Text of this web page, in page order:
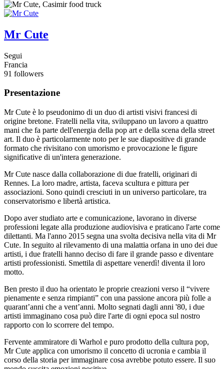
Mr Cute
Segui
Francia
91 followers
Presentazione
Mr Cute è lo pseudonimo di un duo di artisti visivi francesi di
origine bretone. Fratelli nella vita, sviluppano un lavoro a quattro
mani che fa parte dell'energia della pop art e della scena della street
art. Il duo è particolarmente noto per le sue diapositive di grande
formato che rivisitano con umorismo e provocazione le figure
significative di un'intera generazione.
Mr Cute nasce dalla collaborazione di due fratelli, originari di
Rennes. La loro madre, artista, faceva scultura e pittura per
associazioni. Sono quindi cresciuti in un universo particolare, tra
conservatorismo e libertà artistica.
Dopo aver studiato arte e comunicazione, lavorano in diverse
professioni legate alla produzione audiovisiva e praticano l'arte come
dilettanti. Ma l'anno 2015 segna una svolta decisiva nella vita di Mr
Cute. In seguito al rilevamento di una malattia orfana in uno dei due
artisti, i due fratelli hanno deciso di fare il grande passo e diventare
artisti professionisti. Smettila di aspettare venerdì! diventa il loro
motto.
Ben presto il duo ha orientato le proprie creazioni verso il “vivere
pienamente e senza rimpianti” con una passione ancora più folle a
quarant’anni che a vent’anni. Molto segnati dagli anni '80, i due
artisti immaginano cosa può dire l'arte di ogni epoca sul nostro
rapporto con lo scorrere del tempo.
Fervente ammiratore di Warhol e puro prodotto della cultura pop,
Mr Cute applica con umorismo il concetto di ucronia e cambia il
corso della storia per immaginare cosa avrebbe potuto essere. Il suo